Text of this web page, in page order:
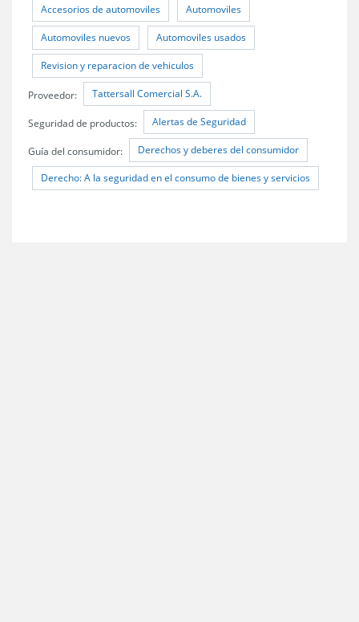
Accesorios de automoviles Automoviles
Automoviles nuevos Automoviles usados
Revision y reparacion de vehiculos
Proveedor: Tattersall Comercial S.A.
Seguridad de productos: Alertas de Seguridad
Guía del consumidor: Derechos y deberes del consumidor
Derecho: A la seguridad en el consumo de bienes y servicios